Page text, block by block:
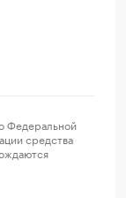
Федеральной
средства